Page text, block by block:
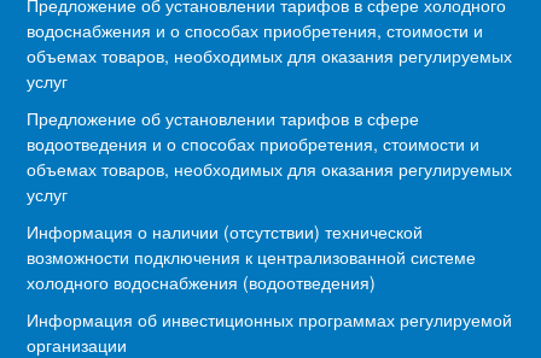
водоснабжения и о способах приобретения, стоимости и
объемах товаров, необходимых для оказания регулируемых
услуг
Предложение об установлении тарифов в сфере
водоотведения и о способах приобретения, стоимости и
объемах товаров, необходимых для оказания регулируемых
услуг
Информация о наличии (отсутствии) технической
возможности подключения к централизованной системе
холодного водоснабжения (водоотведения)
Информация об инвестиционных программах регулируемой
организации